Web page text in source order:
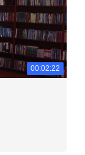
00:02:22